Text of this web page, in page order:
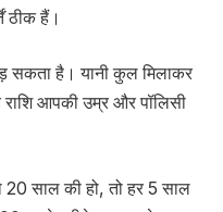
ठीक हैं।
है। यानी कुल मिलाकर
आपकी उम्र और पॉलिसी
साल की हो, तो हर 5 साल